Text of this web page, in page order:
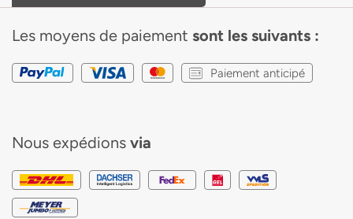
Les moyens de paiement sont les suivants :
Paiement anticipé
Nous expédions via